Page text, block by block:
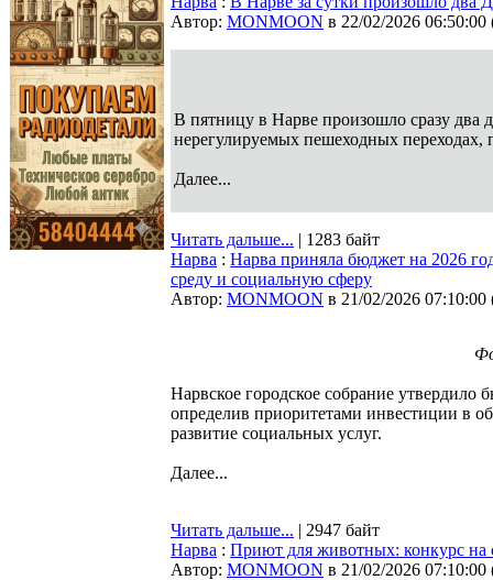
Автор: MONMOON в 22/02/2026 06:50:00
В пятницу в Нарве произошло сразу два
нерегулируемых пешеходных
Далее...
Читать дальше... | 1283 байт
Нарва : Нарва приняла бюджет на 2026
среду и социальную сферу
Автор: MONMOON в 21/02/2026 07:10:00
Нарвское городское собрание
определив приоритетами инвестиции в
развитие социальных услуг.
Далее...
Читать дальше... | 2947 байт
Нарва : Приют для животных: конкурс на
Автор: MONMOON в 21/02/2026 07:10:00